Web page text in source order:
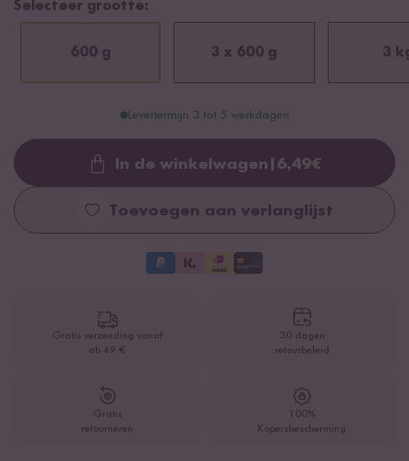
Selecteer grootte:
600 g 3 x 600 g 3
Levertermijn 3 tot 5 werkdagen
Loading...
In de winkelwagen 6,49€
Toevoegen aan verlanglijst
Gratis verzending vanaf
ab 49 €
30 dagen
retourbeleid
Gratis
retourneren
100%
Kopersbescherming